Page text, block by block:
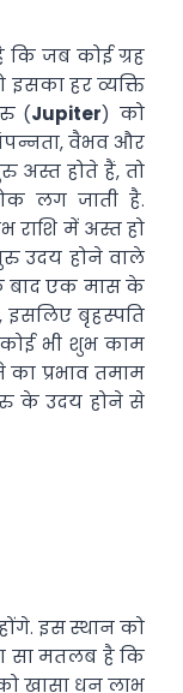
कि जब कोई ग्रह
इसका हर व्यक्ति
(Jupiter) को
संपन्नता, वैभव और
अस्त होते हैं, तो
लग जाती है.
में अस्त हो
उदय होने वाले
एक मास के
बृहस्पति
भी शुभ काम
प्रभाव तमाम
के उदय होने से
इस स्थान को
सा मतलब है कि
खासा धन लाभ